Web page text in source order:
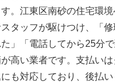
。江東区南砂の住宅環
タッフが駆けつけ、「
」「電話してから25分
高い業者です。支払い
も対応しており、後払い